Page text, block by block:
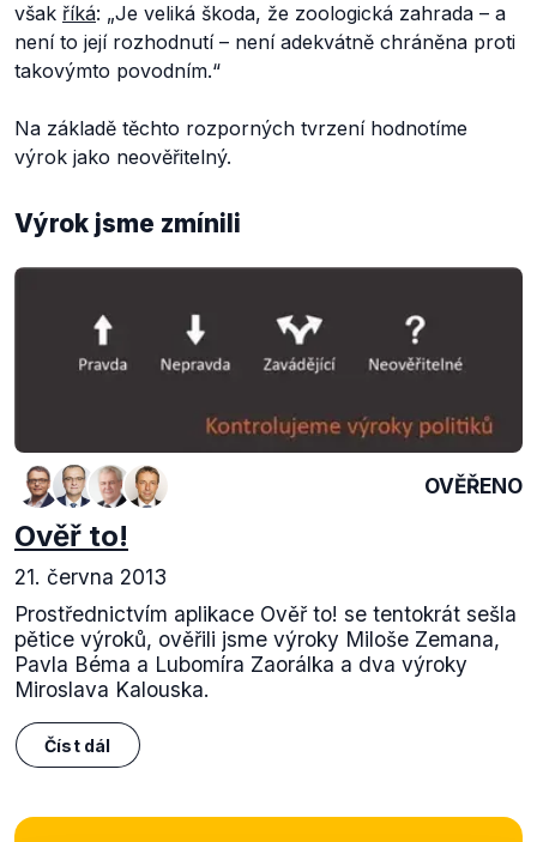
však říká: „Je veliká škoda, že zoologická zahrada – a
není to její rozhodnutí – není adekvátně chráněna proti
takovýmto povodním.“
Na základě těchto rozporných tvrzení hodnotíme
výrok jako neověřitelný.
Výrok jsme zmínili
OVĚŘENO
Ověř to!
21. června 2013
Prostřednictvím aplikace Ověř to! se tentokrát sešla
pětice výroků, ověřili jsme výroky Miloše Zemana,
Pavla Béma a Lubomíra Zaorálka a dva výroky
Miroslava Kalouska.
Číst dál